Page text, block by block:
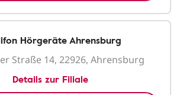
Hörgeräte Ahrensburg
Straße 14, 22926, Ahrensburg
Details zur Filiale